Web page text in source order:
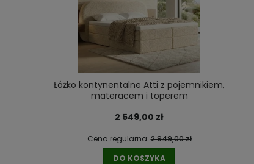
Łóżko kontynentalne Atti z pojemnikiem,
materacem i toperem
2 549,00 zł
Cena regularna:2 949,00 zł
DO KOSZYKA